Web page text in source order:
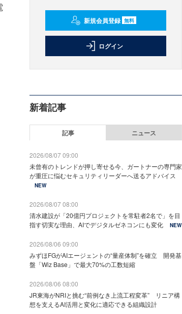
新規会員登録 無料
ログイン
新着記事
記事 ニュース
2026/08/07 09:00
未曾有のトレンドが押し寄せる今、ガートナーの専門家
が重圧に悩むセキュリティリーダーへ送るアドバイス
NEW
2026/08/07 08:00
清水建設が「20億円プロジェクトを常駐者2名で」を目
指す切実な理由、AIでデジタルゼネコンにも変化
NEW
2026/08/06 09:00
みずほFGがAIエージェントの“量産体制”を確立 開発基
盤「Wiz Base」で最大70%の工数短縮
2026/08/06 08:00
JR東海がNRIと挑む“前例なき上流工程変革” リニア構
想を支えるAI活用と変化に適応できる組織設計